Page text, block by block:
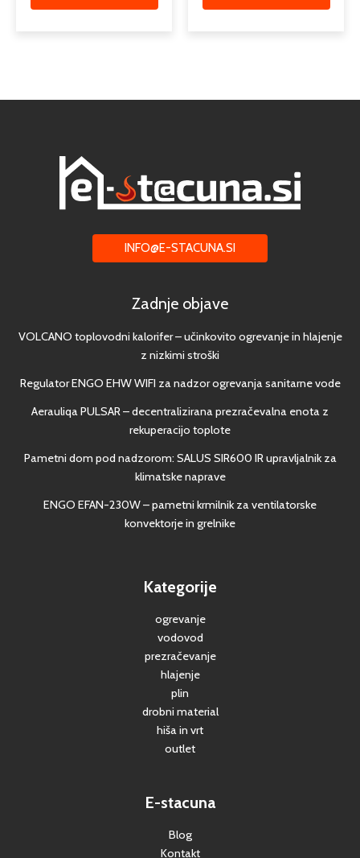
INFO@E-STACUNA.SI
Zadnje objave
VOLCANO toplovodni kalorifer – učinkovito ogrevanje in hlajenje
z nizkimi stroški
Regulator ENGO EHW WIFI za nadzor ogrevanja sanitarne vode
Aerauliqa PULSAR – decentralizirana prezračevalna enota z
rekuperacijo toplote
Pametni dom pod nadzorom: SALUS SIR600 IR upravljalnik za
klimatske naprave
ENGO EFAN-230W – pametni krmilnik za ventilatorske
konvektorje in grelnike
Kategorije
ogrevanje
vodovod
prezračevanje
hlajenje
plin
drobni material
hiša in vrt
outlet
E-stacuna
Blog
Kontakt